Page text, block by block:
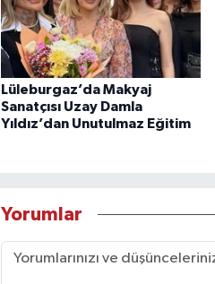
Lüleburgaz’da Makyaj
Sanatçısı Uzay Damla
Yıldız’dan Unutulmaz Eğitim
Yorumlar